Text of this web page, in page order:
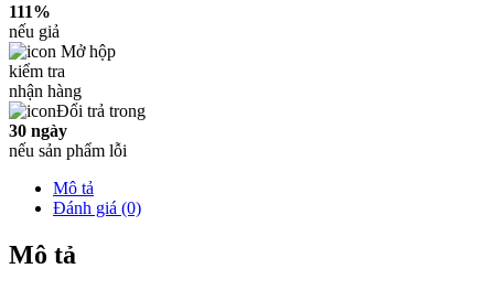
111%
nếu giả
Mở hộp
kiểm tra
nhận hàng
Đổi trả trong
30 ngày
nếu sản phẩm lỗi
Mô tả
Đánh giá (0)
Mô tả